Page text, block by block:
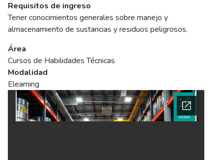
Requisitos de ingreso
Tener conocimientos generales sobre manejo y
almacenamiento de sustancias y residuos peligrosos.
Área
Cursos de Habilidades Técnicas
Modalidad
Elearning
Ficha del curso